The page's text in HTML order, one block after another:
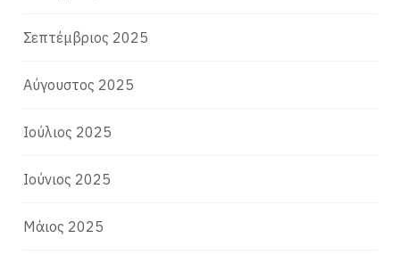
Σεπτέμβριος 2025
Αύγουστος 2025
Ιούλιος 2025
Ιούνιος 2025
Μάιος 2025